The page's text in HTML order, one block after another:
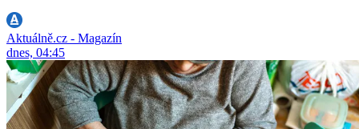
Aktuálně.cz - Magazín
dnes, 04:45